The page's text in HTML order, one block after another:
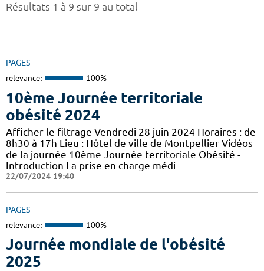
Résultats 1 à 9 sur 9 au total
PAGES
relevance: 100%
10ème Journée territoriale
obésité 2024
Afficher le filtrage Vendredi 28 juin 2024 Horaires : de
8h30 à 17h Lieu : Hôtel de ville de Montpellier Vidéos
de la journée 10ème Journée territoriale Obésité -
Introduction La prise en charge médi
22/07/2024 19:40
PAGES
relevance: 100%
Journée mondiale de l'obésité
2025